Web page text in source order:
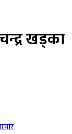
खड्का